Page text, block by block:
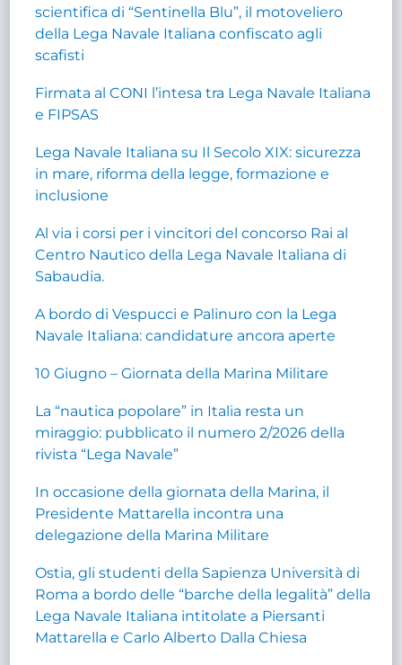
scientifica di “Sentinella Blu”, il motoveliero
della Lega Navale Italiana confiscato agli
scafisti
Firmata al CONI l’intesa tra Lega Navale Italiana
e FIPSAS
Lega Navale Italiana su Il Secolo XIX: sicurezza
in mare, riforma della legge, formazione e
inclusione
Al via i corsi per i vincitori del concorso Rai al
Centro Nautico della Lega Navale Italiana di
Sabaudia.
A bordo di Vespucci e Palinuro con la Lega
Navale Italiana: candidature ancora aperte
10 Giugno – Giornata della Marina Militare
La “nautica popolare” in Italia resta un
miraggio: pubblicato il numero 2/2026 della
rivista “Lega Navale”
In occasione della giornata della Marina, il
Presidente Mattarella incontra una
delegazione della Marina Militare
Ostia, gli studenti della Sapienza Università di
Roma a bordo delle “barche della legalità” della
Lega Navale Italiana intitolate a Piersanti
Mattarella e Carlo Alberto Dalla Chiesa